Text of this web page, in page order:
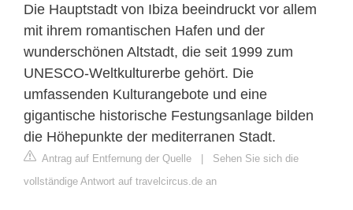
Die Hauptstadt von Ibiza beeindruckt vor allem
mit ihrem romantischen Hafen und der
wunderschönen Altstadt, die seit 1999 zum
UNESCO-Weltkulturerbe gehört. Die
umfassenden Kulturangebote und eine
gigantische historische Festungsanlage bilden
die Höhepunkte der mediterranen Stadt.
Antrag auf Entfernung der Quelle | Sehen Sie sich die
vollständige Antwort auf travelcircus.de an